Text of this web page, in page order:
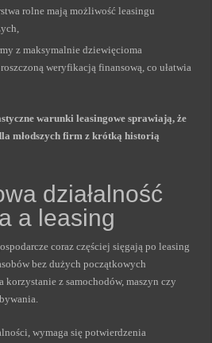
rolne mają możliwość leasingu
z maksymalnie dziewięcioma
weryfikacją finansową, co ułatwia
warunki leasingowe sprawiają, że
młodszych firm z krótką historią
działalność
a leasing
coraz częściej sięgają po leasing
bez dużych początkowych
z samochodów, maszyn czy
wymaga się potwierdzenia